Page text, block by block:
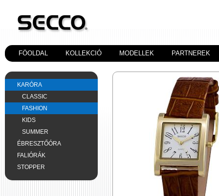
FÖOLDAL KOLLEKCIÓ MODELLEK PARTNEREK
KARÓRA
CLASSIC
FASHION
KIDS
SUMMER
ÉBRESZTŐÓRA
FALIÓRÁK
STOPPER